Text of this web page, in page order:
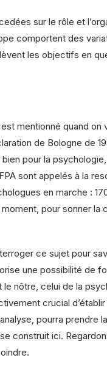
sur le rôle et
comportent des
les objectifs en
mentionné quand on
de Bologne de
pour la
sont appelés à la
en marche :
pour sonner la
ce sujet pour
une possibilité de
le nôtre, celui de la
crucial
pourra prendre
construit ici.